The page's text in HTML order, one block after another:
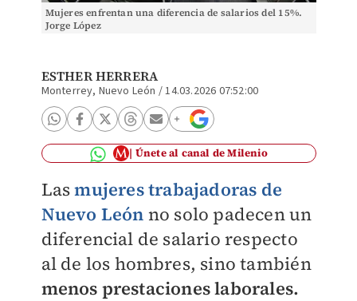
Mujeres enfrentan una diferencia de salarios del 15%.
Jorge López
ESTHER HERRERA
Monterrey, Nuevo León /14.03.2026 07:52:00
Únete al canal de Milenio
Lasmujeres trabajadoras de
Nuevo León no solo padecen un
diferencial de salario respecto
al de los hombres, sino también
menos prestaciones laborales.